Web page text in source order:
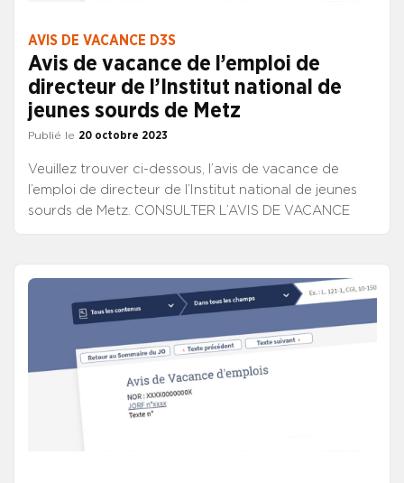
AVIS DE VACANCE D3S
Avis de vacance de l’emploi de
directeur de l’Institut national de
jeunes sourds de Metz
Publié le 20 octobre 2023
Veuillez trouver ci-dessous, l’avis de vacance de
l’emploi de directeur de l’Institut national de jeunes
sourds de Metz. CONSULTER L’AVIS DE VACANCE